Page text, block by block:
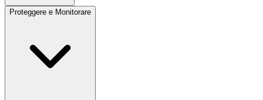
Proteggere e Monitorare